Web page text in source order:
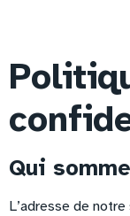
Qui
L’adresse de